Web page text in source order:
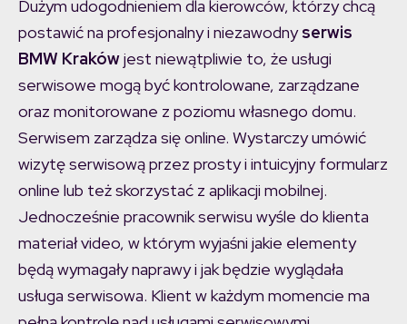
Dużym udogodnieniem dla kierowców, którzy chcą
postawić na profesjonalny i niezawodnyserwis
BMW Krakówjest niewątpliwie to, że usługi
serwisowe mogą być kontrolowane, zarządzane
oraz monitorowane z poziomu własnego domu.
Serwisem zarządza się online. Wystarczy umówić
wizytę serwisową przez prosty i intuicyjny formularz
online lub też skorzystać z aplikacji mobilnej.
Jednocześnie pracownik serwisu wyśle do klienta
materiał video, w którym wyjaśni jakie elementy
będą wymagały naprawy i jak będzie wyglądała
usługa serwisowa. Klient w każdym momencie ma